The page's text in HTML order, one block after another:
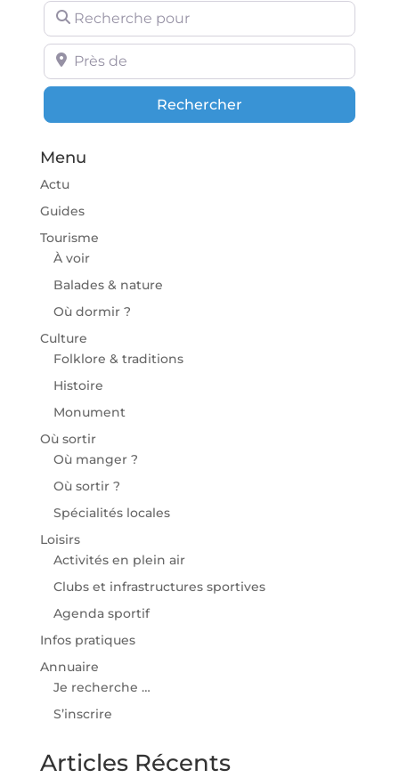
Recherche pour
Près de
RechercherRechercher
Menu
Actu
Guides
Tourisme
À voir
Balades & nature
Où dormir ?
Culture
Folklore & traditions
Histoire
Monument
Où sortir
Où manger ?
Où sortir ?
Spécialités locales
Loisirs
Activités en plein air
Clubs et infrastructures sportives
Agenda sportif
Infos pratiques
Annuaire
Je recherche …
S’inscrire
Articles Récents